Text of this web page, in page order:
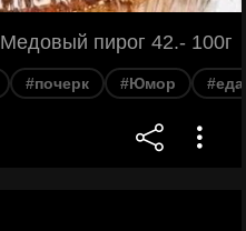
пирог 42.- 100г
#почерк #Юмор #еда